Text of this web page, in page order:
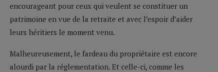
encourageant pour ceux qui veulent se constituer un
patrimoine en vue de la retraite et avec l’espoir d’aider
leurs héritiers le moment venu.
Malheureusement, le fardeau du propriétaire est encore
alourdi par la réglementation. Et celle-ci, comme les